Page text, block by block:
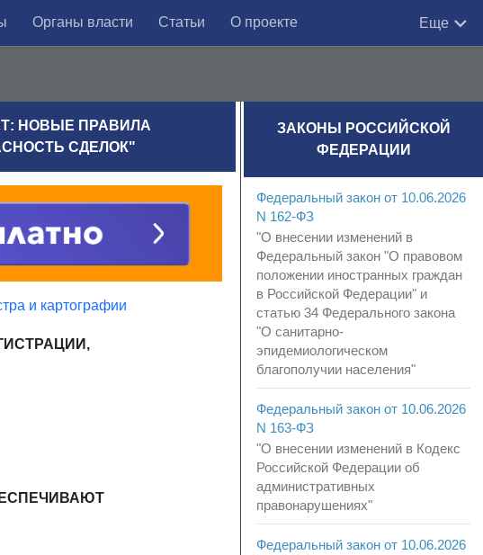
Органы власти Статьи О проекте Еще
НОВЫЕ ПРАВИЛА
СДЕЛОК"
и картографии
ЗАКОНЫ РОССИЙСКОЙ
ФЕДЕРАЦИИ
Федеральный закон от 10.06.2026
N 162-ФЗ
"О внесении изменений в
Федеральный закон "О правовом
положении иностранных граждан
в Российской Федерации" и
статью 34 Федерального закона
"О санитарно-
эпидемиологическом
благополучии населения"
Федеральный закон от 10.06.2026
N 163-ФЗ
"О внесении изменений в Кодекс
Российской Федерации об
административных
правонарушениях"
Федеральный закон от 10.06.2026